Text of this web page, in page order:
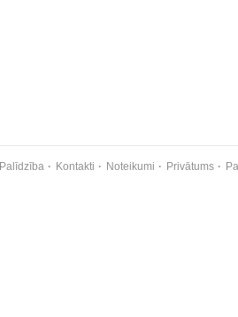
Palīdzība Kontakti Noteikumi Privātums